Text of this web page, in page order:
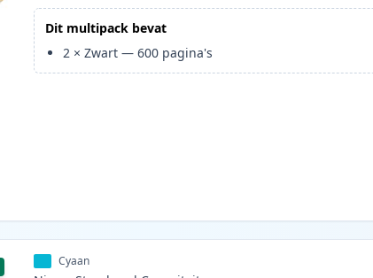
Dit multipack bevat
2 ×Zwart —600 pagina's
Cyaan